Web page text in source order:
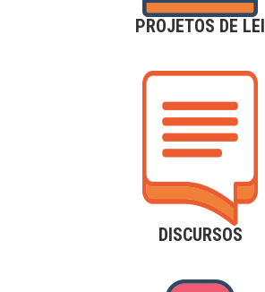
PROJETOS DE LEI
DISCURSOS